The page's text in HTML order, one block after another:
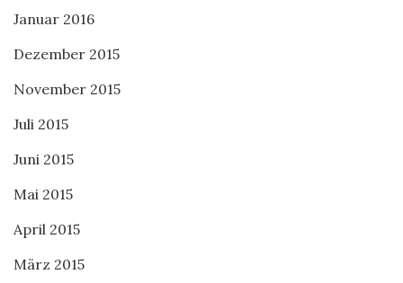
Januar 2016
Dezember 2015
November 2015
Juli 2015
Juni 2015
Mai 2015
April 2015
März 2015